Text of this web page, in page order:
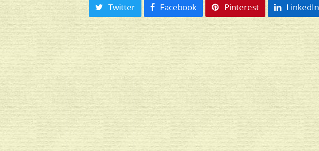
Twitter Facebook Pinterest LinkedIn